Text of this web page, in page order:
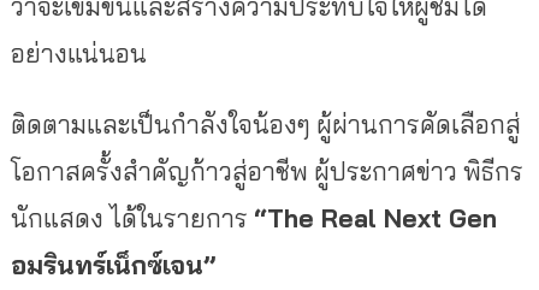
ว่าจะเข้มข้นและสร้างความประทับใจให้ผู้ชมได้
อย่างแน่นอน
ติดตามและเป็นกำลังใจน้องๆ ผู้ผ่านการคัดเลือกสู่
โอกาสครั้งสำคัญก้าวสู่อาชีพ ผู้ประกาศข่าว พิธีกร
นักแสดง ได้ในรายการ “The Real Next Gen
อมรินทร์เน็กซ์เจน”